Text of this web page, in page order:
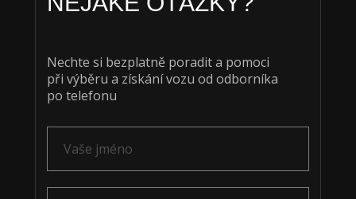
Nechte si bezplatně poradit a pomoci
při výběru a získání vozu od odborníka
po telefonu